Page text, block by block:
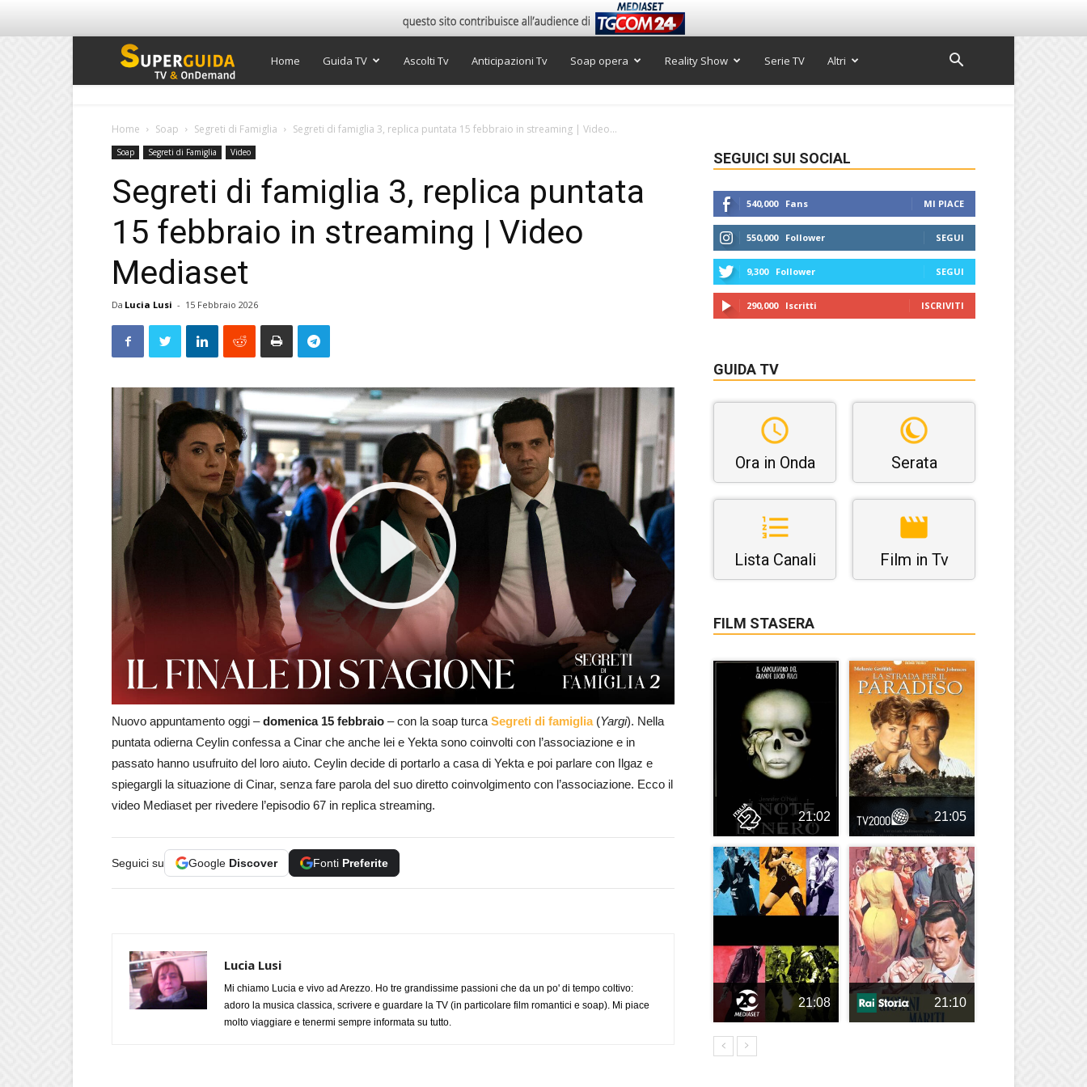
Super
Home Guida TV Ascolti Tv Anticipazioni Tv Soap opera Reality Show Serie TV Altri
Home Soap Segreti di Famiglia Segreti di famiglia 3, replica puntata 15 febbraio in streaming | Video...
Soap Segreti di Famiglia Video
Segreti di famiglia 3, replica puntata
15 febbraio in streaming | Video
Mediaset
Da Lucia Lusi - 15 Febbraio 2026
Nuovo appuntamento oggi –domenica 15 febbraio – con la soap turca Segreti di famiglia (Yargi). Nella
puntata odierna Ceylin confessa a Cinar che anche lei e Yekta sono coinvolti con l’associazione e in
passato hanno usufruito del loro aiuto. Ceylin decide di portarlo a casa di Yekta e poi parlare con Ilgaz e
spiegargli la situazione di Cinar, senza fare parola del suo diretto coinvolgimento con l’associazione. Ecco il
video Mediaset per rivedere l’episodio 67 in replica streaming.
Seguici su Google Discover Fonti Preferite
Lucia Lusi
Mi chiamo Lucia e vivo ad Arezzo. Ho tre grandissime passioni che da un po' di tempo coltivo:
adoro la musica classica, scrivere e guardare la TV (in particolare film romantici e soap). Mi piace
molto viaggiare e tenermi sempre informata su tutto.
SEGUICI SUI SOCIAL
540,000 Fans MI PIACE
550,000 Follower SEGUI
9,300 Follower SEGUI
290,000 Iscritti ISCRIVITI
GUIDA TV
Ora in Onda Serata
Lista Canali Film in Tv
FILM STASERA
21:02 21:05
21:08 21:10